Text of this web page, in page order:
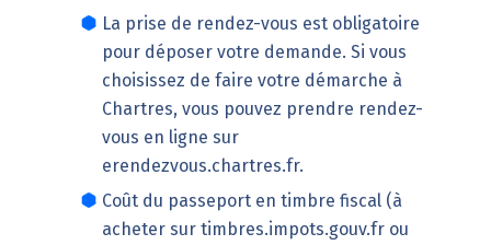
La prise de rendez-vous est obligatoire
pour déposer votre demande. Si vous
choisissez de faire votre démarche à
Chartres, vous pouvez prendre rendez-
vous en ligne sur
erendezvous.chartres.fr.
Coût du passeport en timbre fiscal (à
acheter sur timbres.impots.gouv.frou